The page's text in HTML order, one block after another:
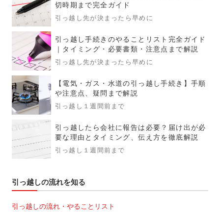
切時期まで完全ガイド
引っ越し先が決まったら早めに
引っ越し手続きのやることリスト完全ガイド
｜タイミング・必要書類・注意点まで解説
引っ越し先が決まったら早めに
【電気・ガス・水道の引っ越し手続き】手順
や注意点、疑問まで解説
引っ越し１週間前まで
引っ越したら会社に報告は必要？届け出が必
要な理由とタイミング、伝え方を徹底解説
引っ越し１週間前まで
引っ越しの流れを知る
引っ越しの流れ・やることリスト